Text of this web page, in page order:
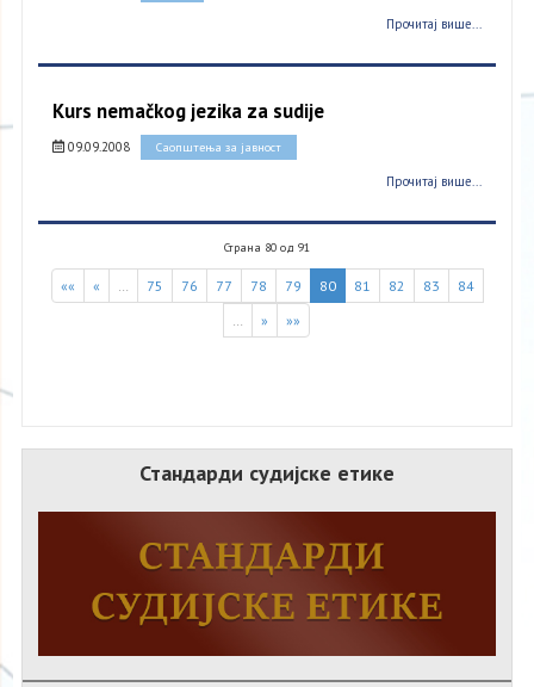
Прочитај више...
Kurs nemačkog jezika za sudije
09.09.2008 Саопштења за јавност
Прочитај више...
Страна 80 од 91
«« « 75 76 77 78 79 80 81 82 83
84
» »»
Стандарди судијске етике